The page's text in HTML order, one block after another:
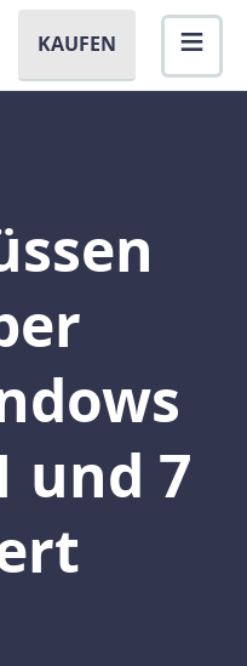
KAUFEN
und 7